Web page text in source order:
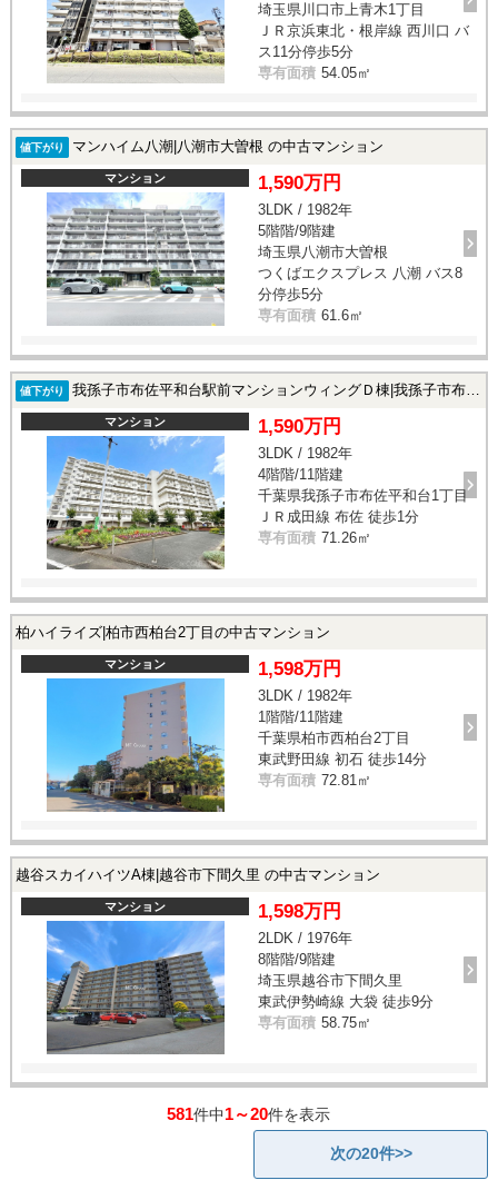
埼玉県川口市上青木1丁目
ＪＲ京浜東北・根岸線 西川口 バ
ス11分停歩5分
専有面積 54.05㎡
値下がり マンハイム八潮|八潮市大曽根 の中古マンション
マンション 1,590万円
3LDK / 1982年
5階階/9階建
埼玉県八潮市大曽根
つくばエクスプレス 八潮 バス8
分停歩5分
専有面積 61.6㎡
値下がり 我孫子市布佐平和台駅前マンションウィングＤ棟|我孫子市布佐平和台1丁目の中古マンション
マンション 1,590万円
3LDK / 1982年
4階階/11階建
千葉県我孫子市布佐平和台1丁目
ＪＲ成田線 布佐 徒歩1分
専有面積 71.26㎡
柏ハイライズ|柏市西柏台2丁目の中古マンション
マンション 1,598万円
3LDK / 1982年
1階階/11階建
千葉県柏市西柏台2丁目
東武野田線 初石 徒歩14分
専有面積 72.81㎡
越谷スカイハイツA棟|越谷市下間久里 の中古マンション
マンション 1,598万円
2LDK / 1976年
8階階/9階建
埼玉県越谷市下間久里
東武伊勢崎線 大袋 徒歩9分
専有面積 58.75㎡
581件中1～20件を表示
次の20件>>